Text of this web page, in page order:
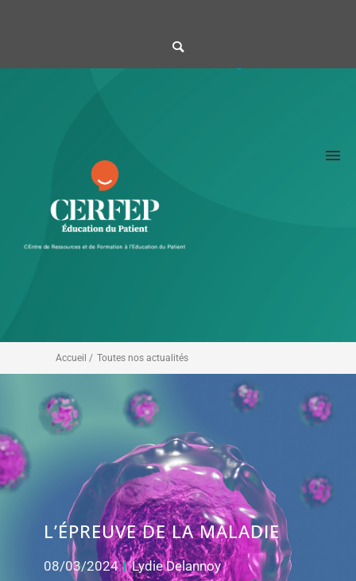
Accueil / Toutes nos actualités
L’ÉPREUVE DE LA MALADIE
08/03/2024 Lydie Delannoy